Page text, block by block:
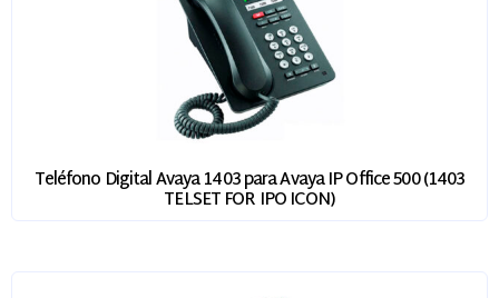
Teléfono Digital Avaya 1403 para Avaya IP Office 500 (1403
TELSET FOR IPO ICON)